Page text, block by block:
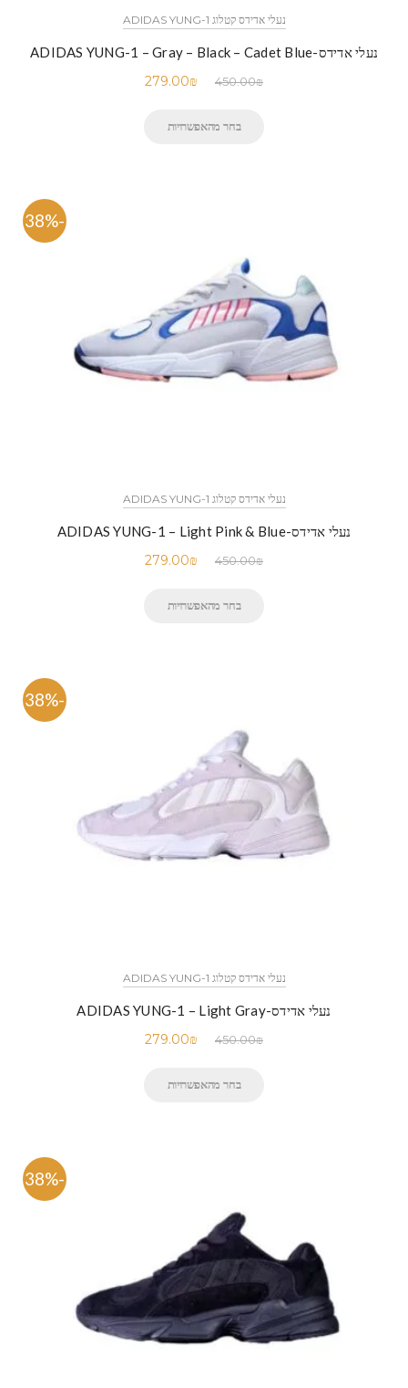
נעלי אדידס קטלוג ADIDAS YUNG-1
נעלי אדידס-ADIDAS YUNG-1 – Gray – Black – Cadet Blue
450.00₪
279.00₪
בחר מהאפשרויות
-38%
נעלי אדידס קטלוג ADIDAS YUNG-1
נעלי אדידס-ADIDAS YUNG-1 – Light Pink & Blue
450.00₪
279.00₪
בחר מהאפשרויות
-38%
נעלי אדידס קטלוג ADIDAS YUNG-1
נעלי אדידס-ADIDAS YUNG-1 – Light Gray
450.00₪
279.00₪
בחר מהאפשרויות
-38%